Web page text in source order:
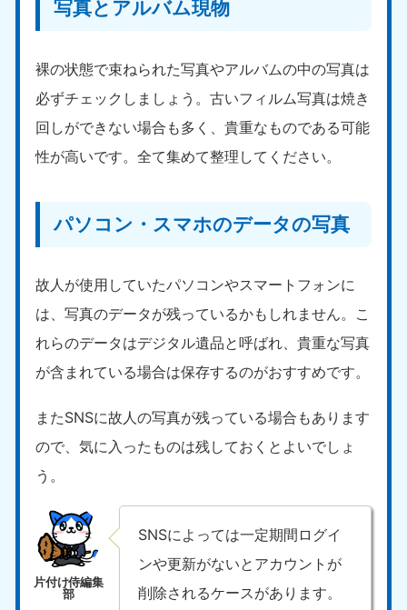
写真とアルバム現物
裸の状態で束ねられた写真やアルバムの中の写真は
必ずチェックしましょう。古いフィルム写真は焼き
回しができない場合も多く、貴重なものである可能
性が高いです。全て集めて整理してください。
パソコン・スマホのデータの写真
故人が使用していたパソコンやスマートフォンに
は、写真のデータが残っているかもしれません。こ
れらのデータはデジタル遺品と呼ばれ、貴重な写真
が含まれている場合は保存するのがおすすめです。
またSNSに故人の写真が残っている場合もあります
ので、気に入ったものは残しておくとよいでしょ
う。
SNSによっては一定期間ログイ
ンや更新がないとアカウントが
削除されるケースがあります。
050-1880-9899
9:00〜19:00 年中無休
050-1880-9898
愛媛県
050-1880-9896
9:00〜19:00 年中無休
高知県
050-1880-9897
9:00〜19:00 年中無休
九州・沖縄
050-1880-9895
9:00〜19:00 年中無休 9:00〜19:00 年中無休
050-1880-9891
9:00〜19:00 年中無休
050-1880-9889
9:00〜19:00 年中無休
大分県
9:00〜19:00 年中無休
宮崎県
9:00〜19:00 年中無休
熊本県
050-1880-9892
9:00〜19:00 年中無休
沖縄県
050-1880-9887
9:00〜19:00 年中無休